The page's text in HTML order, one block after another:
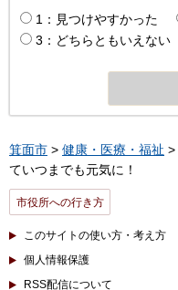
1：見つけやすかった
3：どちらともいえない
箕面市 > 健康・医療・福祉 >
ていつまでも元気に！
市役所への行き方
このサイトの使い方・考え方
個人情報保護
RSS配信について